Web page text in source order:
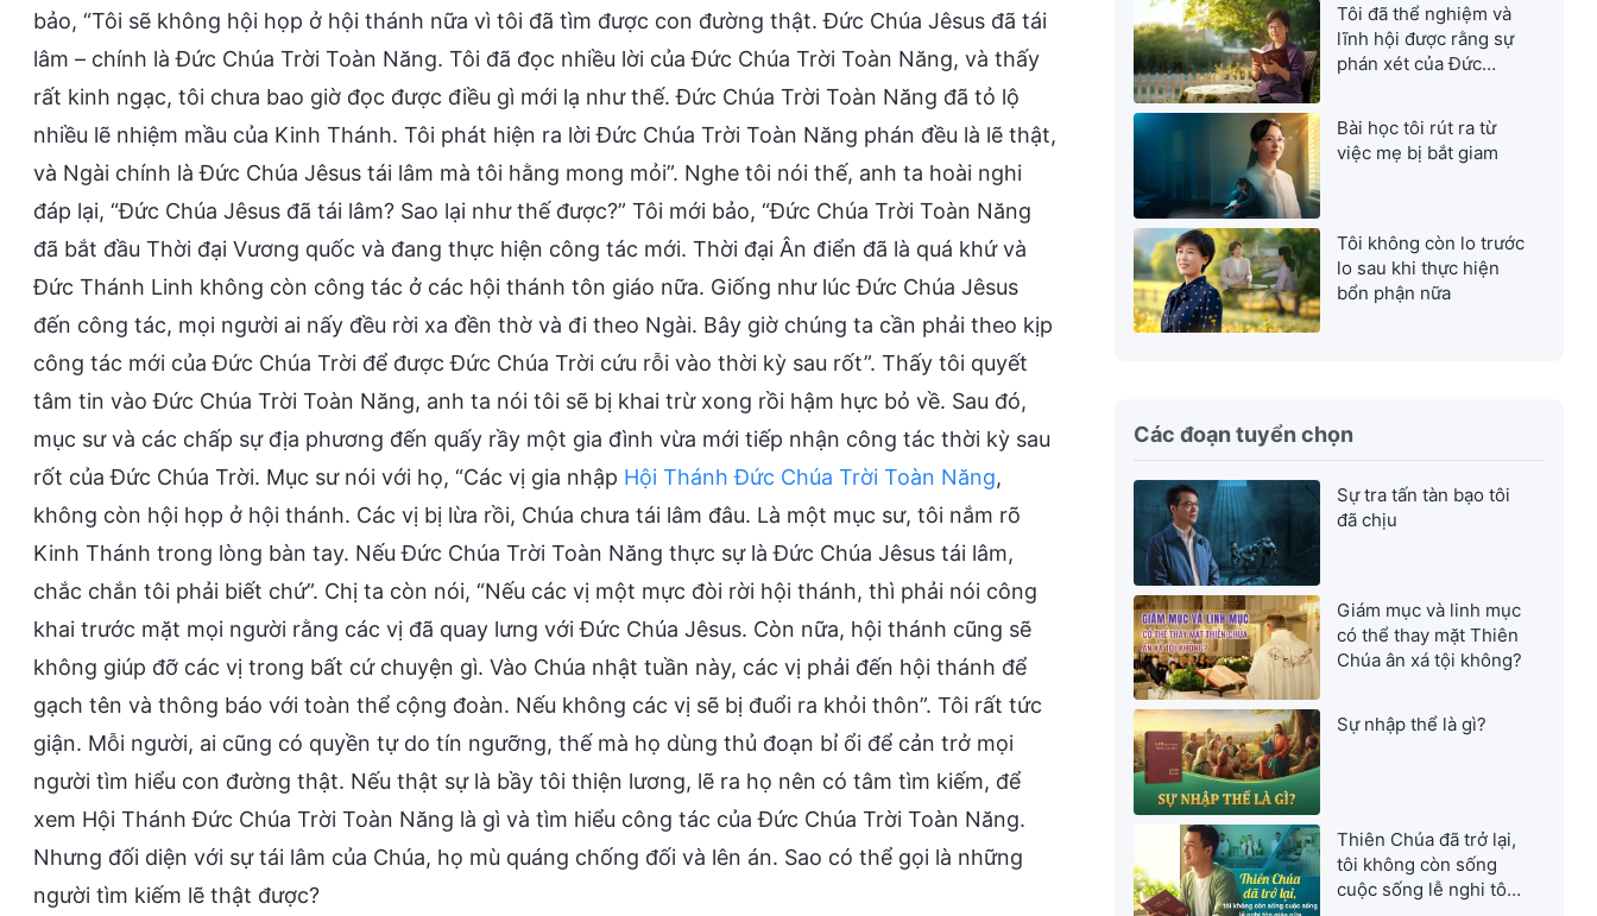
bảo, “Tôi sẽ không hội họp ở hội thánh nữa vì tôi đã tìm được con đường thật. Đức Chúa Jêsus đã tái
lâm – chính là Đức Chúa Trời Toàn Năng. Tôi đã đọc nhiều lời của Đức Chúa Trời Toàn Năng, và thấy
rất kinh ngạc, tôi chưa bao giờ đọc được điều gì mới lạ như thế. Đức Chúa Trời Toàn Năng đã tỏ lộ
nhiều lẽ nhiệm mầu của Kinh Thánh. Tôi phát hiện ra lời Đức Chúa Trời Toàn Năng phán đều là lẽ thật,
và Ngài chính là Đức Chúa Jêsus tái lâm mà tôi hằng mong mỏi”. Nghe tôi nói thế, anh ta hoài nghi
đáp lại, “Đức Chúa Jêsus đã tái lâm? Sao lại như thế được?” Tôi mới bảo, “Đức Chúa Trời Toàn Năng
đã bắt đầu Thời đại Vương quốc và đang thực hiện công tác mới. Thời đại Ân điển đã là quá khứ và
Đức Thánh Linh không còn công tác ở các hội thánh tôn giáo nữa. Giống như lúc Đức Chúa Jêsus
đến công tác, mọi người ai nấy đều rời xa đền thờ và đi theo Ngài. Bây giờ chúng ta cần phải theo kịp
công tác mới của Đức Chúa Trời để được Đức Chúa Trời cứu rỗi vào thời kỳ sau rốt”. Thấy tôi quyết
tâm tin vào Đức Chúa Trời Toàn Năng, anh ta nói tôi sẽ bị khai trừ xong rồi hậm hực bỏ về. Sau đó,
mục sư và các chấp sự địa phương đến quấy rầy một gia đình vừa mới tiếp nhận công tác thời kỳ sau
rốt của Đức Chúa Trời. Mục sư nói với họ, “Các vị gia nhập Hội Thánh Đức Chúa Trời Toàn Năng,
không còn hội họp ở hội thánh. Các vị bị lừa rồi, Chúa chưa tái lâm đâu. Là một mục sư, tôi nắm rõ
Kinh Thánh trong lòng bàn tay. Nếu Đức Chúa Trời Toàn Năng thực sự là Đức Chúa Jêsus tái lâm,
chắc chắn tôi phải biết chứ”. Chị ta còn nói, “Nếu các vị một mực đòi rời hội thánh, thì phải nói công
khai trước mặt mọi người rằng các vị đã quay lưng với Đức Chúa Jêsus. Còn nữa, hội thánh cũng sẽ
không giúp đỡ các vị trong bất cứ chuyện gì. Vào Chúa nhật tuần này, các vị phải đến hội thánh để
gạch tên và thông báo với toàn thể cộng đoàn. Nếu không các vị sẽ bị đuổi ra khỏi thôn”. Tôi rất tức
giận. Mỗi người, ai cũng có quyền tự do tín ngưỡng, thế mà họ dùng thủ đoạn bỉ ổi để cản trở mọi
người tìm hiểu con đường thật. Nếu thật sự là bầy tôi thiện lương, lẽ ra họ nên có tâm tìm kiếm, để
xem Hội Thánh Đức Chúa Trời Toàn Năng là gì và tìm hiểu công tác của Đức Chúa Trời Toàn Năng.
Nhưng đối diện với sự tái lâm của Chúa, họ mù quáng chống đối và lên án. Sao có thể gọi là những
người tìm kiếm lẽ thật được?
Tôi đã thể nghiệm và
lĩnh hội được rằng sự
phán xét của Đức
Bài học tôi rút ra từ
việc mẹ bị bắt giam
Tôi không còn lo trước
lo sau khi thực hiện
bổn phận nữa
Các đoạn tuyển chọn
Sự tra tấn tàn bạo tôi
đã chịu
Giám mục và linh mục
có thể thay mặt Thiên
Chúa ân xá tội không?
Sự nhập thể là gì?
Thiên Chúa đã trở lại,
tôi không còn sống
cuộc sống lễ nghi tôn